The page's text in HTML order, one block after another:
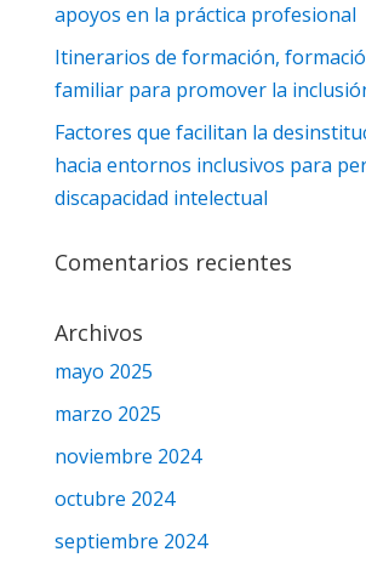
apoyos en la práctica profesional
Itinerarios de formación,
familiar para promover la
Factores que facilitan la
hacia entornos inclusivos para
discapacidad intelectual
Comentarios recientes
Archivos
mayo 2025
marzo 2025
noviembre 2024
octubre 2024
septiembre 2024